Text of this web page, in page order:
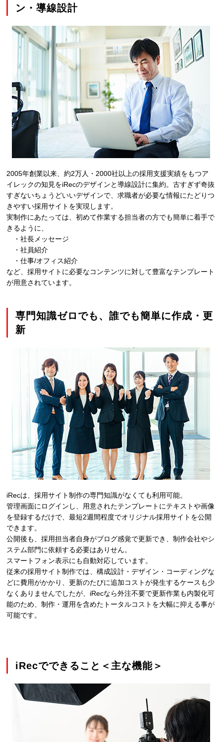
ン・導線設計
2005年創業以来、約2万人・2000社以上の採用支援実績をもつア
イレックの知見をiRecのデザインと導線設計に集約。古すぎず奇抜
すぎないちょうどいいデザインで、求職者が必要な情報にたどりつ
きやすい採用サイトを実現します。
実制作にあたっては、初めて作業する担当者の方でも簡単に着手で
きるように、
・社長メッセージ
・社員紹介
・仕事/オフィス紹介
など、採用サイトに必要なコンテンツに対して豊富なテンプレート
が用意されています。
専門知識ゼロでも、誰でも簡単に作成・更
新
iRecは、採用サイト制作の専門知識がなくても利用可能。
管理画面にログインし、用意されたテンプレートにテキストや画像
を登録するだけで、最短2週間程度でオリジナル採用サイトを公開
できます。
公開後も、採用担当者自身がブログ感覚で更新でき、制作会社やシ
ステム部門に依頼する必要はありせん。
スマートフォン表示にも自動対応しています。
従来の採用サイト制作では、構成設計・デザイン・コーディングな
どに費用がかかり、更新のたびに追加コストが発生するケースも少
なくありませんでしたが、iRecなら外注不要で更新作業も内製化可
能のため、制作・運用を含めたトータルコストを大幅に抑える事が
可能です。
iRecでできること＜主な機能＞